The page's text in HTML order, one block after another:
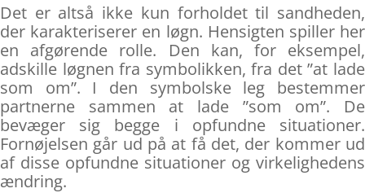
Det er altså ikke kun forholdet til sandheden,
der karakteriserer en løgn. Hensigten spiller her
en afgørende rolle. Den kan, for eksempel,
adskille løgnen fra symbolikken, fra det ”at lade
som om”. I den symbolske leg bestemmer
partnerne sammen at lade ”som om”. De
bevæger sig begge i opfundne situationer.
Fornøjelsen går ud på at få det, der kommer ud
af disse opfundne situationer og virkelighedens
ændring.